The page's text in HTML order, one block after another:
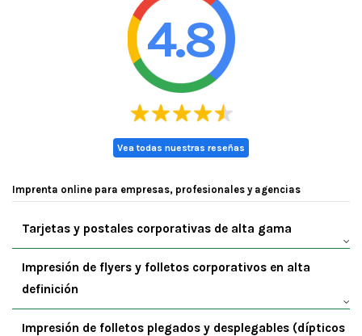
4.8
Vea todas nuestras reseñas
Imprenta online para empresas, profesionales y agencias
Tarjetas y postales corporativas de alta gama
Impresión de flyers y folletos corporativos en alta
definición
Impresión de folletos plegados y desplegables (dípticos